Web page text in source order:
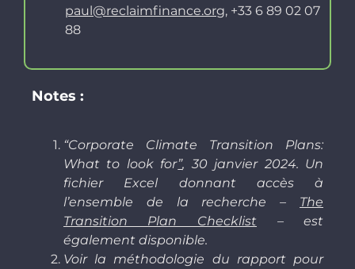
paul@reclaimfinance.org, +33 6 89 02 07
88
Notes :
“Corporate Climate Transition Plans:
What to look for”, 30 janvier 2024. Un
fichier Excel donnant accès à
l’ensemble de la recherche – The
Transition Plan Checklist – est
également disponible.
Voir la méthodologie du rapport pour